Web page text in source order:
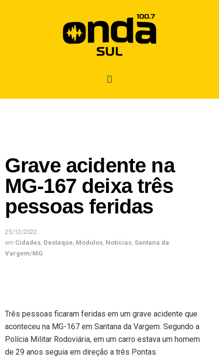
Grave acidente na
MG-167 deixa três
pessoas feridas
25/12/2022
em Cidades, Destaque, Módulos, Notícias, Santana da
Vargem/MG
Três pessoas ficaram feridas em um grave acidente que
aconteceu na MG-167 em Santana da Vargem. Segundo a
Polícia Militar Rodoviária, em um carro estava um homem
de 29 anos seguia em direção a três Pontas.